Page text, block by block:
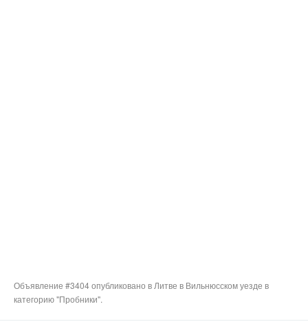
Объявление #3404 опубликовано в Литве в Вильнюсском уезде в
категорию "Пробники".